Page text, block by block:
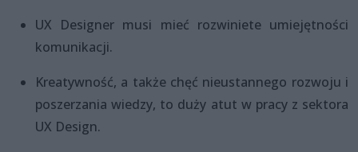
UX Designer musi mieć rozwiniete umiejętności
komunikacji.
Kreatywność, a także chęć nieustannego rozwoju i
poszerzania wiedzy, to duży atut w pracy z sektora
UX Design.